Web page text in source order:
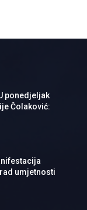
ponedjeljak
Čolaković:
umjetnosti